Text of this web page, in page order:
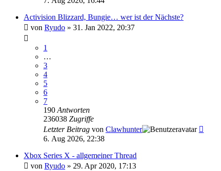
Activision Blizzard, Bungie… wer ist der Nächste?
von Ryudo » 31. Jan 2022, 20:37
1
…
3
4
5
6
7
190 Antworten
236038 Zugriffe
Letzter Beitrag von Clawhunter
6. Aug 2026, 22:38
Xbox Series X - allgemeiner Thread
von Ryudo » 29. Apr 2020, 17:13